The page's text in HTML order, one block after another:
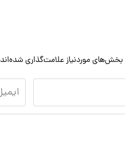
بخش‌های موردنیاز علامت‌گذاری شده‌اند